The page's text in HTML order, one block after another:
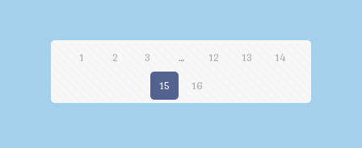
1 2 3 … 12 13
14
15
16